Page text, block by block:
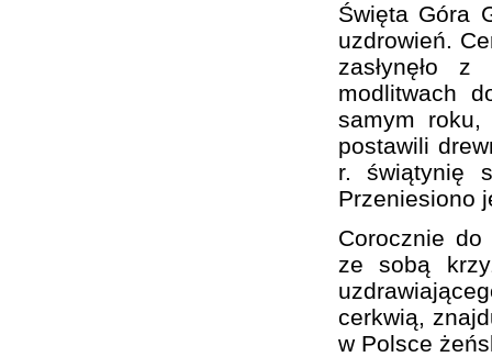
Święta Góra
uzdrowień.
zasłynęło
modlitwach
samym roku,
postawili
r. świątynię
Przeniesiono
Corocznie
ze sobą
cerkwią,
w Polsce